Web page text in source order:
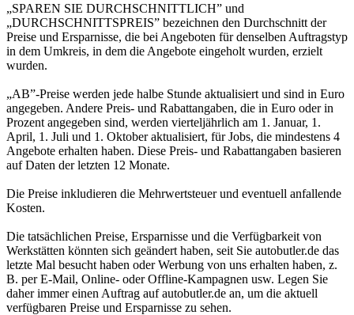
„SPAREN SIE DURCHSCHNITTLICH” und
„DURCHSCHNITTSPREIS” bezeichnen den Durchschnitt der
Preise und Ersparnisse, die bei Angeboten für denselben Auftragstyp
in dem Umkreis, in dem die Angebote eingeholt wurden, erzielt
wurden.
„AB”-Preise werden jede halbe Stunde aktualisiert und sind in Euro
angegeben. Andere Preis- und Rabattangaben, die in Euro oder in
Prozent angegeben sind, werden vierteljährlich am 1. Januar, 1.
April, 1. Juli und 1. Oktober aktualisiert, für Jobs, die mindestens 4
Angebote erhalten haben. Diese Preis- und Rabattangaben basieren
auf Daten der letzten 12 Monate.
Die Preise inkludieren die Mehrwertsteuer und eventuell anfallende
Kosten.
Die tatsächlichen Preise, Ersparnisse und die Verfügbarkeit von
Werkstätten könnten sich geändert haben, seit Sie autobutler.de das
letzte Mal besucht haben oder Werbung von uns erhalten haben, z.
B. per E-Mail, Online- oder Offline-Kampagnen usw. Legen Sie
daher immer einen Auftrag auf autobutler.de an, um die aktuell
verfügbaren Preise und Ersparnisse zu sehen.